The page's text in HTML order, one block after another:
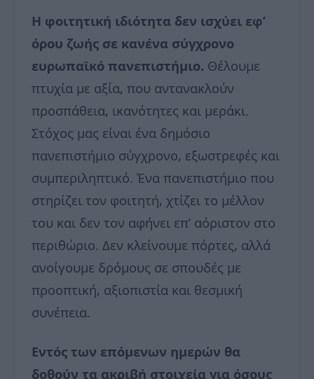
Η φοιτητική ιδιότητα δεν ισχύει εφ’
όρου ζωής σε κανένα σύγχρονο
ευρωπαϊκό πανεπιστήμιο. Θέλουμε
πτυχία με αξία, που αντανακλούν
προσπάθεια, ικανότητες και μεράκι.
Στόχος μας είναι ένα δημόσιο
πανεπιστήμιο σύγχρονο, εξωστρεφές και
συμπεριληπτικό. Ένα πανεπιστήμιο που
στηρίζει τον φοιτητή, χτίζει το μέλλον
του και δεν τον αφήνει επ’ αόριστον στο
περιθώριο. Δεν κλείνουμε πόρτες, αλλά
ανοίγουμε δρόμους σε σπουδές με
προοπτική, αξιοπιστία και θεσμική
συνέπεια.
Εντός των επόμενων ημερών θα
δοθούν τα ακριβή στοιχεία για όσους